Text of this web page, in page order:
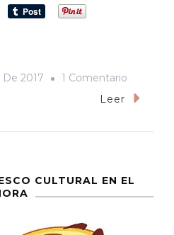
2017 1 Comentario
El
Leer
CULTURAL EN EL